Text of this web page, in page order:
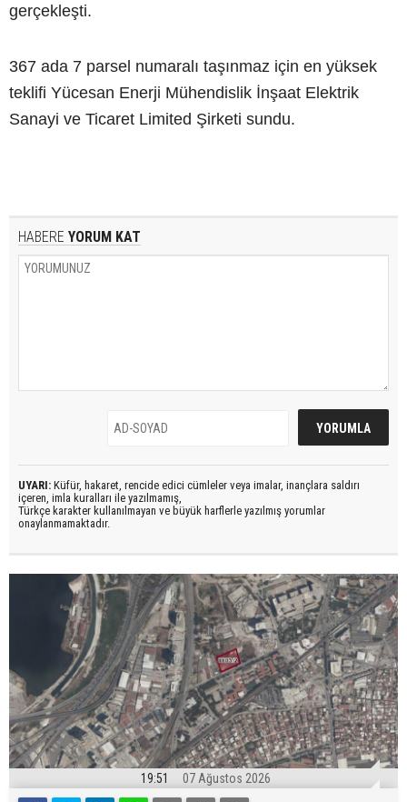
gerçekleşti.
367 ada 7 parsel numaralı taşınmaz için en yüksek
teklifi Yücesan Enerji Mühendislik İnşaat Elektrik
Sanayi ve Ticaret Limited Şirketi sundu.
HABERE YORUM KAT
UYARI: Küfür, hakaret, rencide edici cümleler veya imalar, inançlara saldırı
içeren, imla kuralları ile yazılmamış,
Türkçe karakter kullanılmayan ve büyük harflerle yazılmış yorumlar
onaylanmamaktadır.
19:51 07 Ağustos 2026